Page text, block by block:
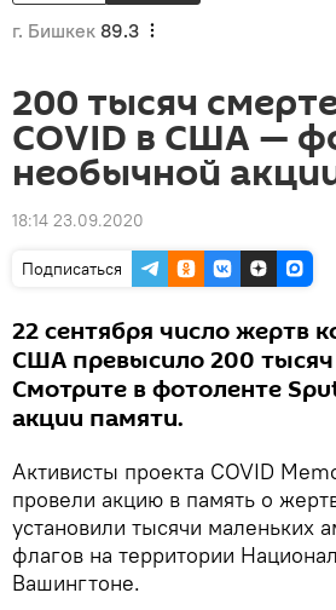
г. Бишкек 89.3
200 тысяч
COVID в США —
необычной
18:14 23.09.2020
Подписаться
22 сентября число жертв
США превысило 200 тысяч
Смотрите в фотоленте
акции памяти.
Активисты проекта COVID
провели акцию в память о
установили тысячи маленьких
флагов на территории
Вашингтоне.